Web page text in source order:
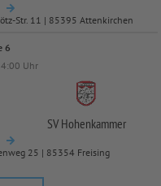
Str. 11 | 85395 Attenkirchen
6
Uhr
SV Hohenkammer
25 | 85354 Freising